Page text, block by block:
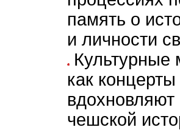
память о
и личности
Культурные
как
вдохновляют
чешской